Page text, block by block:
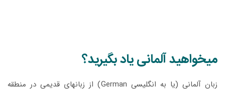
میخواهید آلمانی یاد بگیرید؟
زبان آلمانی (یا به انگلیسی German) از زبانهای قدیمی در منطقه